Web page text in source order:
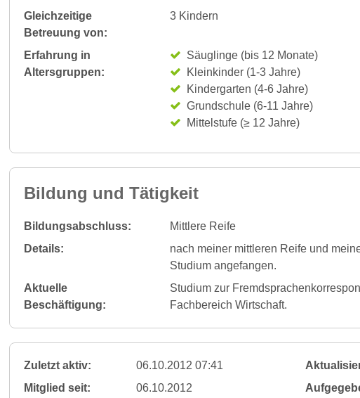
Gleichzeitige
Betreuung von:
3 Kindern
Erfahrung in
Altersgruppen:
Säuglinge (bis 12 Monate)
Kleinkinder (1-3 Jahre)
Kindergarten (4-6 Jahre)
Grundschule (6-11 Jahre)
Mittelstufe (≥ 12 Jahre)
Bildung und Tätigkeit
Bildungsabschluss:
Mittlere Reife
Details:
nach meiner mittleren Reife und
Studium angefangen.
Aktuelle
Beschäftigung:
Studium zur
Fachbereich Wirtschaft.
Zuletzt aktiv: 06.10.2012 07:41
Mitglied seit:
06.10.2012